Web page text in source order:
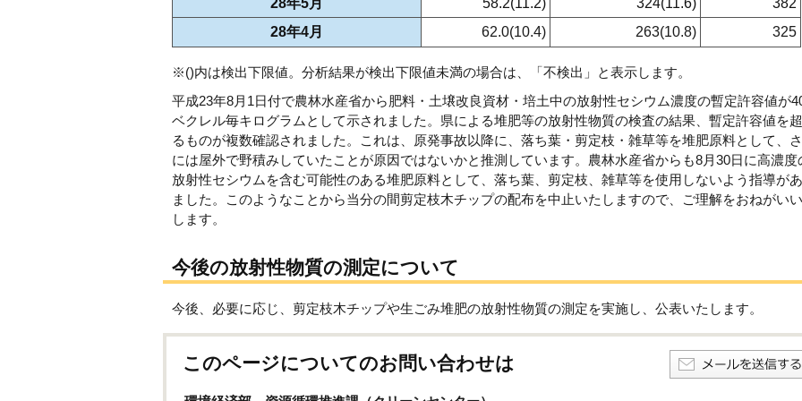
28年5月
58.2(11.2) 324(11.6)
382
28年4月
62.0(10.4) 263(10.8) 325
※()内は検出下限値。分析結果が検出下限値未満の場合は、「不検出」と表示します。
平成23年8月1日付で農林水産省から肥料・土壌改良資材・培土中の放射性セシウム濃度の暫定許容値が
ベクレル毎キログラムとして示されました。県による堆肥等の放射性物質の検査の結果、暫定許容値を超
るものが複数確認されました。これは、原発事故以降に、落ち葉・剪定枝・雑草等を堆肥原料として、
には屋外で野積みしていたことが原因ではないかと推測しています。農林水産省からも8月30日に高濃度
放射性セシウムを含む可能性のある堆肥原料として、落ち葉、剪定枝、雑草等を使用しないよう指導が
ました。このようなことから当分の間剪定枝木チップの配布を中止いたしますので、ご理解をおねがい
します。
今後の放射性物質の測定について
今後、必要に応じ、剪定枝木チップや生ごみ堆肥の放射性物質の測定を実施し、公表いたします。
このページについてのお問い合わせは